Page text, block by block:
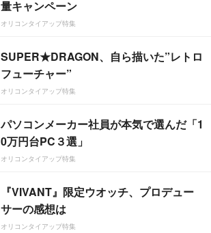
量キャンペーン
オリコンタイアップ特集
SUPER★DRAGON、自ら描いた”レトロ
フューチャー”
オリコンタイアップ特集
パソコンメーカー社員が本気で選んだ「1
0万円台PC３選」
オリコンタイアップ特集
『VIVANT』限定ウオッチ、プロデュー
サーの感想は
オリコンタイアップ特集